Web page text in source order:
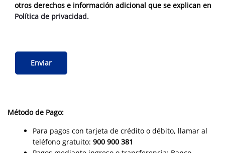
otros derechos e información adicional que se explican en
Política de privacidad.
Método de Pago:
Para pagos con tarjeta de crédito o débito, llamar al
teléfono gratuito: 900 900 381